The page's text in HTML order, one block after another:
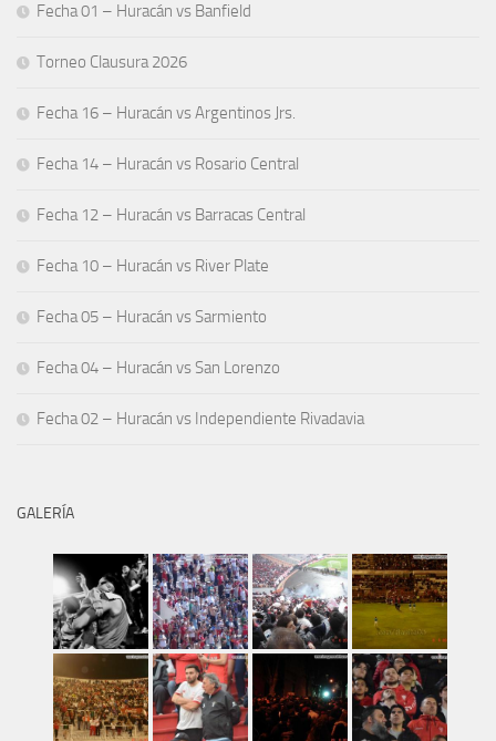
Fecha 01 – Huracán vs Banfield
Torneo Clausura 2026
Fecha 16 – Huracán vs Argentinos Jrs.
Fecha 14 – Huracán vs Rosario Central
Fecha 12 – Huracán vs Barracas Central
Fecha 10 – Huracán vs River Plate
Fecha 05 – Huracán vs Sarmiento
Fecha 04 – Huracán vs San Lorenzo
Fecha 02 – Huracán vs Independiente Rivadavia
GALERÍA